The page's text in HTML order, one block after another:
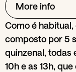
More info
Como é
composto por 5
quinzenal, todas
10h e as 13h,